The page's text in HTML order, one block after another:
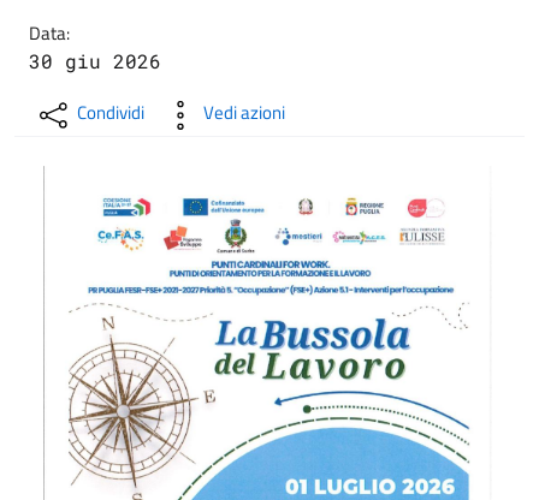
Data:
30 giu 2026
Condividi Vedi azioni